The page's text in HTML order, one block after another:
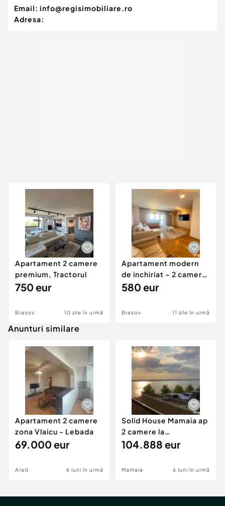
Email: info@regisimobiliare.ro
Adresa:
Apartament 2 camere
premium, Tractorul
750 eur
Brasov 10 zile în urmă
Apartament modern
de inchiriat – 2 camere,
Privilegio B...
580 eur
Brasov 11 zile în urmă
Anunturi similare
Apartament 2 camere
zona Vlaicu - Lebada
69.000 eur
Arad 6 luni în urmă
Solid House Mamaia ap
2 camere la
cheie,langa Mega
104.888 eur
Mamaia 6 luni în urmă